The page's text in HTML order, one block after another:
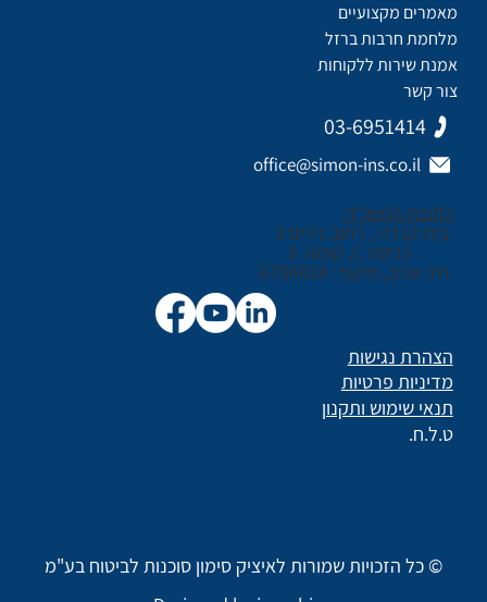
כתובת המשרד:
בית קנדה , רחוב נירים 3
כניסה C, קומה 3
תל אביב, מיקוד: 6706038
03-6951414
office@simon-ins.co.il
הצהרת נגישות
תנאי שימוש ותקנון
מדיניות פרטיות
ט.ל.ח.
מאמרים מקצועיים
מלחמת חרבות ברזל
אמנת שירות ללקוחות
צור קשר
© כל הזכויות שמורות לאיציק סימון סוכנות לביטוח בע"מ